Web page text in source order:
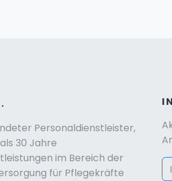
Personaldienstleister,
30 Jahre
im Bereich der
für Pflegekräfte